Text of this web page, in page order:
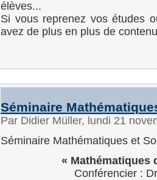
élèves...
Si vous reprenez vos études
avez de plus en plus de
Séminaire
Par Didier Müller, lundi 21
Séminaire Mathématiques et
« Mathématiques
Conférencier :